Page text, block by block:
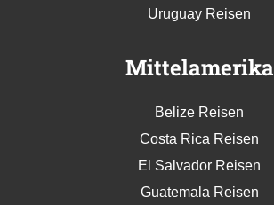
Uruguay Reisen
Mittelamerika
Belize Reisen
Costa Rica Reisen
El Salvador Reisen
Guatemala Reisen